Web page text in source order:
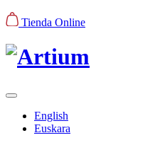
Tienda Online
English
Euskara